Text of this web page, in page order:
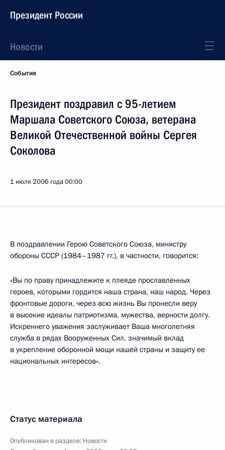
Президент России
Новости
События
Президент поздравил с 95-летием
Маршала Советского Союза, ветерана
Великой Отечественной войны Сергея
Соколова
1 июля 2006 года00:00
В поздравлении Герою Советского Союза, министру
обороны СССР (1984–1987 гг.), в частности, говорится:
«Вы по праву принадлежите к плеяде прославленных
героев, которыми гордится наша страна, наш народ. Через
фронтовые дороги, через всю жизнь Вы пронесли веру
в высокие идеалы патриотизма, мужества, верности долгу.
Искреннего уважения заслуживает Ваша многолетняя
служба в рядах Вооруженных Сил, значимый вклад
в укрепление оборонной мощи нашей страны и защиту ее
национальных интересов».
Статус материала
Опубликован в разделе: Новости